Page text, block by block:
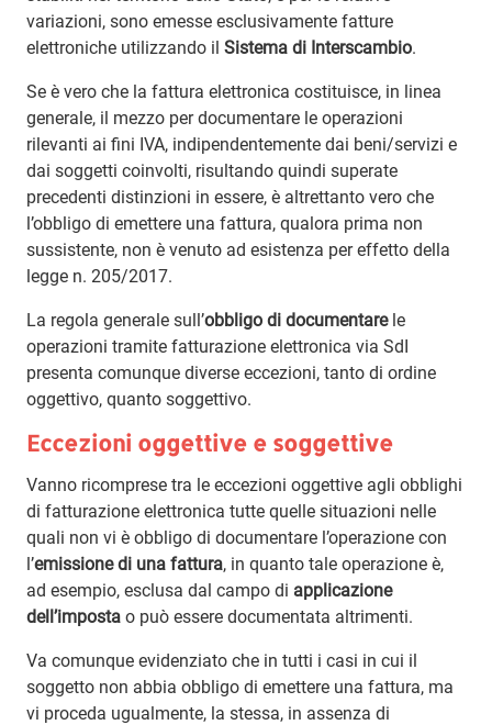
variazioni, sono emesse esclusivamente fatture
elettroniche utilizzando il Sistema di Interscambio.
Se è vero che la fattura elettronica costituisce, in linea
generale, il mezzo per documentare le operazioni
rilevanti ai fini IVA, indipendentemente dai beni/servizi e
dai soggetti coinvolti, risultando quindi superate
precedenti distinzioni in essere, è altrettanto vero che
l’obbligo di emettere una fattura, qualora prima non
sussistente, non è venuto ad esistenza per effetto della
legge n. 205/2017.
La regola generale sull’obbligo di documentarele
operazioni tramite fatturazione elettronica via SdI
presenta comunque diverse eccezioni, tanto di ordine
oggettivo, quanto soggettivo.
Eccezioni oggettive e soggettive
Vanno ricomprese tra le eccezioni oggettive agli obblighi
di fatturazione elettronica tutte quelle situazioni nelle
quali non vi è obbligo di documentare l’operazione con
l’emissione di una fattura, in quanto tale operazione è,
ad esempio, esclusa dal campo di applicazione
dell’imposta o può essere documentata altrimenti.
Va comunque evidenziato che in tutti i casi in cui il
soggetto non abbia obbligo di emettere una fattura, ma
vi proceda ugualmente, la stessa, in assenza di